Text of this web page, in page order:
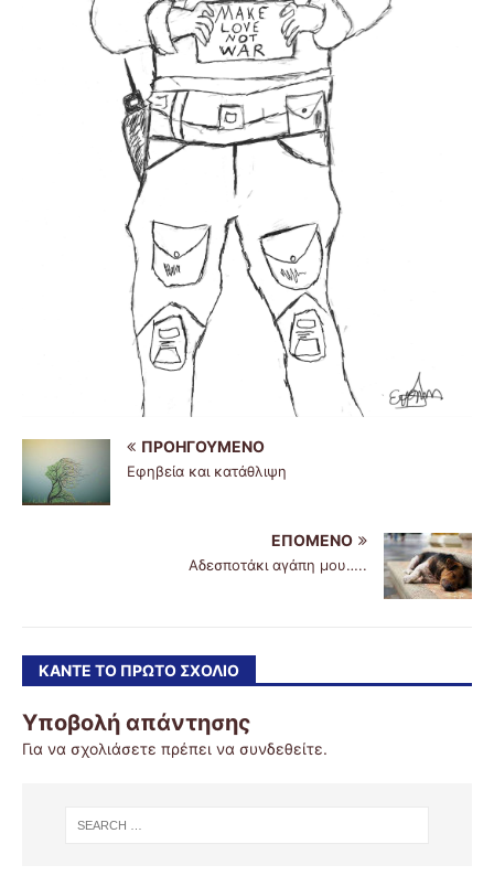
ΠΡΟΗΓΟΎΜΕΝΟ
Εφηβεία και κατάθλιψη
ΕΠΌΜΕΝΟ
Αδεσποτάκι αγάπη μου…..
ΚΆΝΤΕ ΤΟ ΠΡΏΤΟ ΣΧΌΛΙΟ
Υποβολή απάντησης
Για να σχολιάσετε πρέπει να συνδεθείτε.